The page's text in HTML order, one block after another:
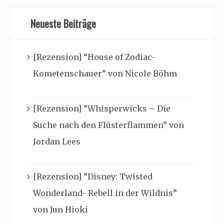
Neueste Beiträge
[Rezension] “House of Zodiac-
Kometenschauer” von Nicole Böhm
[Rezension] “Whisperwicks – Die
Suche nach den Flüsterflammen” von
Jordan Lees
[Rezension] “Disney: Twisted
Wonderland- Rebell in der Wildnis”
von Jun Hioki